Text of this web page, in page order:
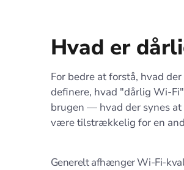
Hvad er
For bedre at forstå, hvad
definere, hvad "dårlig Wi-
brugen — hvad der synes
være tilstrækkelig for en
Generelt afhænger Wi-Fi-